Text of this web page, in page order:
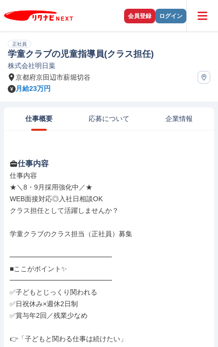
会員登録 ログイン
正社員
学童クラブの児童指導員(クラス担任)
株式会社明日葉
京都府京田辺市薪堀切谷
月給23万円
仕事概要 応募について 企業情報
仕事内容
仕事内容
★＼8・9月採用強化中／★
WEB面接対応◎入社日相談OK
クラス担任として活躍しませんか？
学童クラブのクラス担当（正社員）募集
━━━━━━━━━━━━━━━
■ここがポイント✨
━━━━━━━━━━━━━━━
✅子どもとじっくり関われる
✅日祝休み×週休2日制
✅賞与年2回／残業少なめ
👉「子どもと関わる仕事は続けたい」